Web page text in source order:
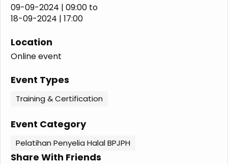
09-09-2024 | 09:00 to
18-09-2024 | 17:00
Location
Online event
Event Types
Training & Certification
Event Category
Pelatihan Penyelia Halal BPJPH
Share With Friends